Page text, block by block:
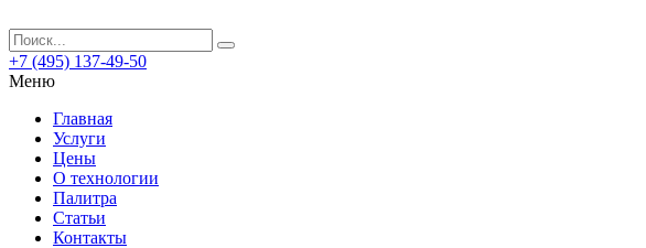
+7 (495) 137-49-50
Меню
Главная
Услуги
Цены
О технологии
Палитра
Статьи
Контакты